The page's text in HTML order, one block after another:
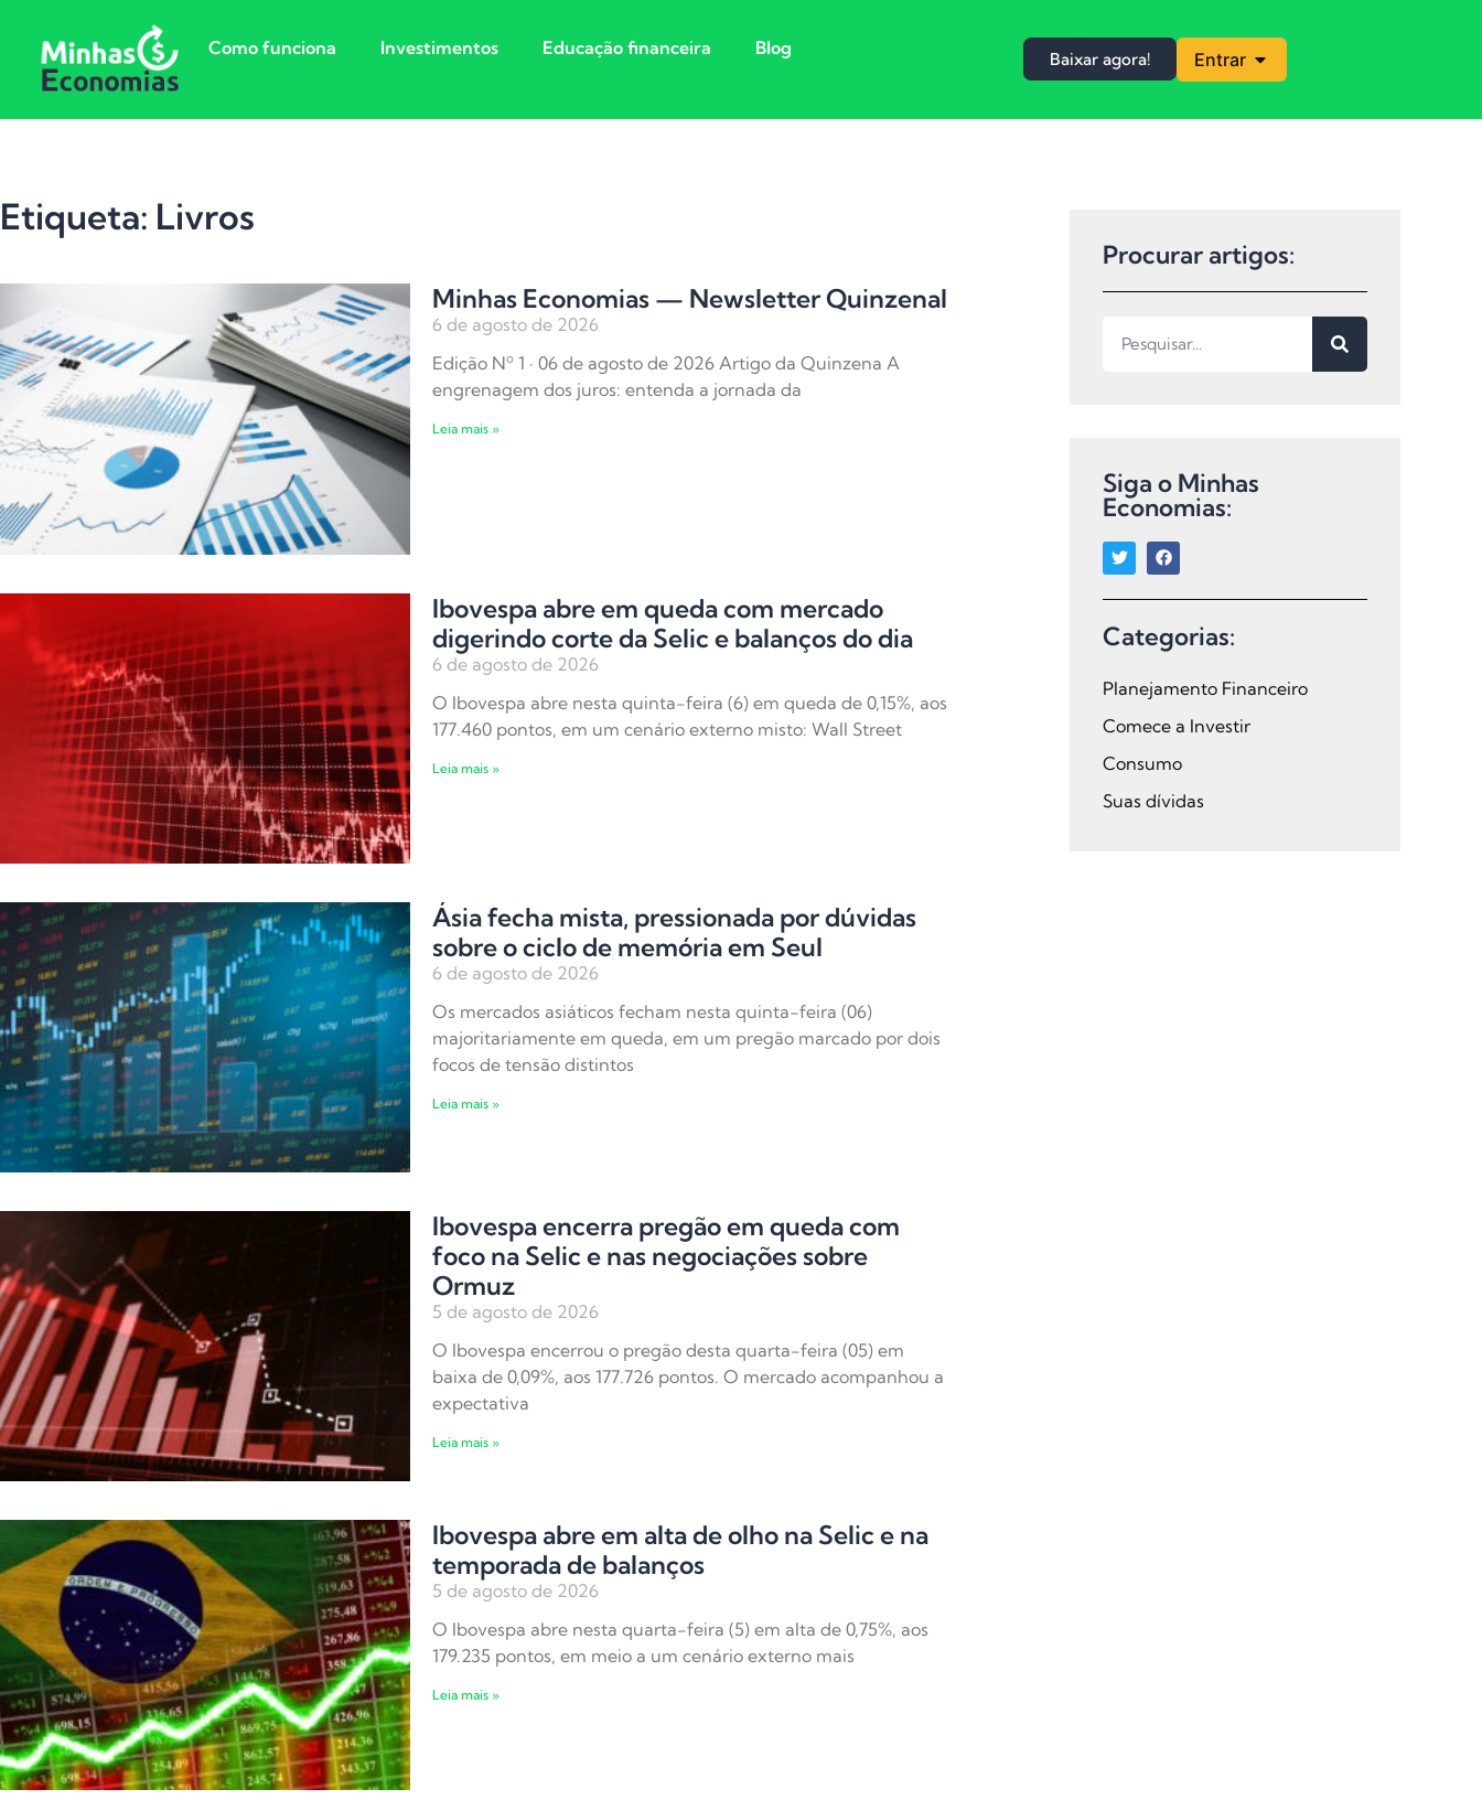
Como funciona Investimentos Educação financeira Blog
Baixar agora! Entrar
Etiqueta: Livros
Minhas Economias — Newsletter Quinzenal
6 de agosto de 2026
Edição Nº 1 · 06 de agosto de 2026 Artigo da Quinzena A
engrenagem dos juros: entenda a jornada da
Leia mais »
Ibovespa abre em queda com mercado
digerindo corte da Selic e balanços do dia
6 de agosto de 2026
O Ibovespa abre nesta quinta-feira (6) em queda de 0,15%, aos
177.460 pontos, em um cenário externo misto: Wall Street
Leia mais »
Ásia fecha mista, pressionada por dúvidas
sobre o ciclo de memória em Seul
6 de agosto de 2026
Os mercados asiáticos fecham nesta quinta-feira (06)
majoritariamente em queda, em um pregão marcado por dois
focos de tensão distintos
Leia mais »
Ibovespa encerra pregão em queda com
foco na Selic e nas negociações sobre
Ormuz
5 de agosto de 2026
O Ibovespa encerrou o pregão desta quarta-feira (05) em
baixa de 0,09%, aos 177.726 pontos. O mercado acompanhou a
expectativa
Leia mais »
Ibovespa abre em alta de olho na Selic e na
temporada de balanços
5 de agosto de 2026
O Ibovespa abre nesta quarta-feira (5) em alta de 0,75%, aos
179.235 pontos, em meio a um cenário externo mais
Leia mais »
Procurar artigos:
Siga o Minhas
Economias:
Categorias:
Planejamento Financeiro
Comece a Investir
Consumo
Suas dívidas